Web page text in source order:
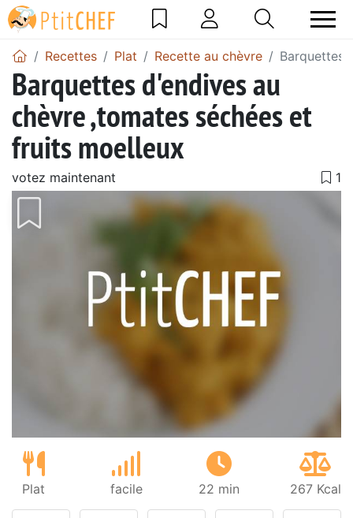
Recettes Plat Recette au chèvre Barquettes
Barquettes d'endives au
chèvre ,tomates séchées et
fruits moelleux
votez maintenant
Plat facile 22 min 267 Kcal